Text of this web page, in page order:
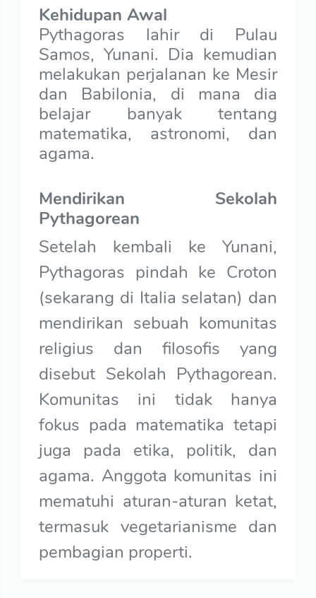
Kehidupan Awal
Pythagoras lahir di Pulau
Samos, Yunani. Dia kemudian
melakukan perjalanan ke Mesir
dan Babilonia, di mana dia
belajar banyak tentang
matematika, astronomi, dan
agama.
Mendirikan Sekolah
Pythagorean
Setelah kembali ke Yunani,
Pythagoras pindah ke Croton
(sekarang di Italia selatan) dan
mendirikan sebuah komunitas
religius dan filosofis yang
disebut Sekolah Pythagorean.
Komunitas ini tidak hanya
fokus pada matematika tetapi
juga pada etika, politik, dan
agama. Anggota komunitas ini
mematuhi aturan-aturan ketat,
termasuk vegetarianisme dan
pembagian properti.